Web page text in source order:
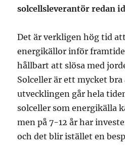
solcellsleverantör redan
Det är verkligen hög tid
energikällor inför
hållbart att slösa med
Solceller är ett mycket
utvecklingen går hela
solceller som energikälla
men på 7-12 år har
och det blir istället en